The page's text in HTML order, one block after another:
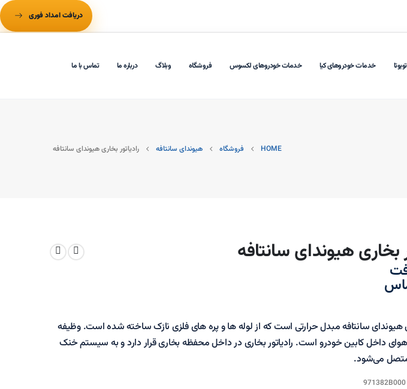
دریافت امداد فوری
خدمات خودروهای کیا خدمات خودروهای لکسوس فروشگاه وبلاگ درباره ما تماس با ما
HOME فروشگاه هیوندای سانتافه رادیاتور بخاری هیوندای سانتافه
بخاری هیوندای سانتافه
هیوندای سانتافه مبدل حرارتی است که از لوله ها و پره های فلزی نازک ساخته شده است. وظیفه
داخل کابین خودرو است. رادیاتور بخاری در داخل محفظه بخاری قرار دارد و به سیستم خنک
متصل می‌شود.
971382B000